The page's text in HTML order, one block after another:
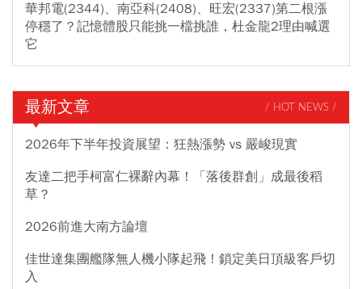
華邦電(2344)、南亞科(2408)、旺宏(2337)第二根漲
停穩了？記憶體股只能挑一檔挑誰，杜金龍2理由喊選
它
最新文章 / HOT NEWS /
2026年下半年投資展望：狂熱漲勢 vs 嚴峻現實
友達二把手柯富仁裸辭內幕！「落後群創」成最後稻
草？
2026前進大南方論壇
佳世達集團艦隊無人機小隊起飛！鎖定美日頂級客戶切
入